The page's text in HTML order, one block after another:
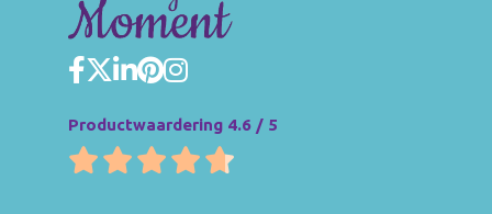
Productwaardering 4.6 / 5